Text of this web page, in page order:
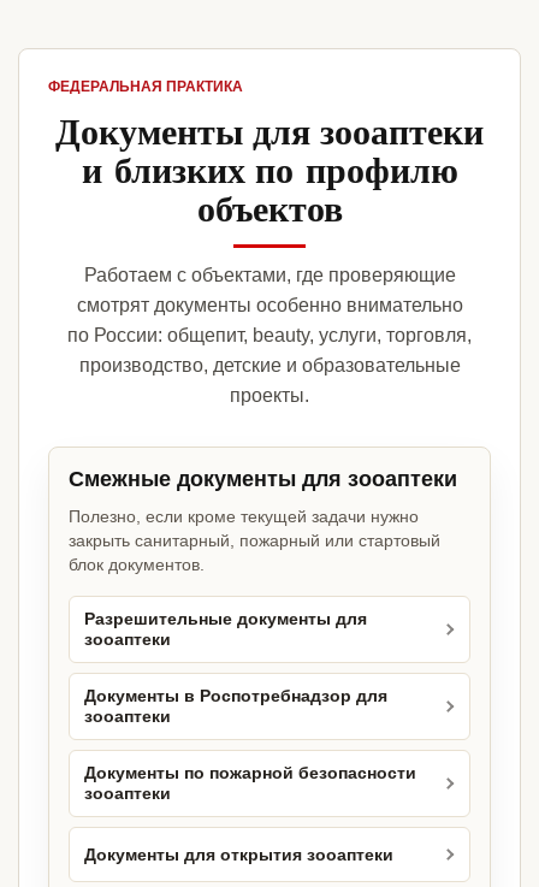
ФЕДЕРАЛЬНАЯ ПРАКТИКА
Документы для зооаптеки
и близких по профилю
объектов
Работаем с объектами, где проверяющие
смотрят документы особенно внимательно
по России: общепит, beauty, услуги, торговля,
производство, детские и образовательные
проекты.
Смежные документы для зооаптеки
Полезно, если кроме текущей задачи нужно
закрыть санитарный, пожарный или стартовый
блок документов.
Разрешительные документы для
зооаптеки
Документы в Роспотребнадзор для
зооаптеки
Документы по пожарной безопасности
зооаптеки
Документы для открытия зооаптеки